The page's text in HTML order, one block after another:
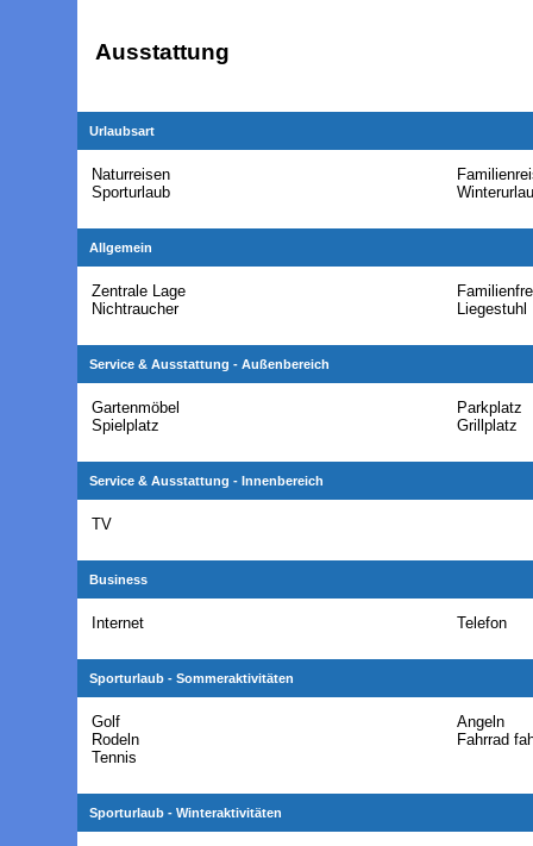
Ausstattung
Urlaubsart
Naturreisen
Sporturlaub
Allgemein
Zentrale Lage
Nichtraucher
Liegestuhl
Service & Ausstattung - Außenbereich
Gartenmöbel
Spielplatz
Parkplatz
Grillplatz
Service & Ausstattung - Innenbereich
TV
Business
Internet Telefon
Sporturlaub - Sommeraktivitäten
Golf
Rodeln
Tennis
Angeln
Fahrrad
Sporturlaub - Winteraktivitäten